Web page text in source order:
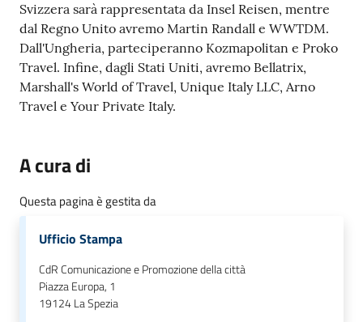
Svizzera sarà rappresentata da Insel Reisen, mentre
dal Regno Unito avremo Martin Randall e WWTDM.
Dall'Ungheria, parteciperanno Kozmapolitan e Proko
Travel. Infine, dagli Stati Uniti, avremo Bellatrix,
Marshall's World of Travel, Unique Italy LLC, Arno
Travel e Your Private Italy.
A cura di
Questa pagina è gestita da
Ufficio Stampa
CdR Comunicazione e Promozione della città
Piazza Europa, 1
19124La Spezia